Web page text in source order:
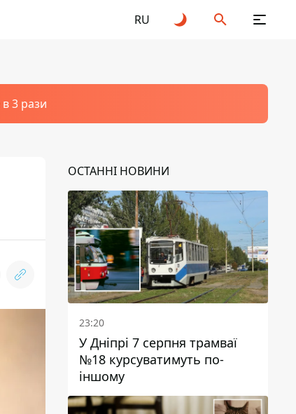
RU
3 рази
ОСТАННІ НОВИНИ
23:20
У Дніпрі 7 серпня трамваї
№18 курсуватимуть по-
іншому